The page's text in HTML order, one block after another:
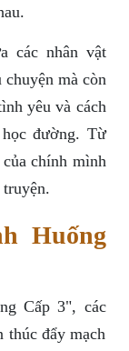
các nhân vật
mà còn
yêu và cách
đường. Từ
chính mình
Huống
Cấp 3", các
thúc đẩy mạch